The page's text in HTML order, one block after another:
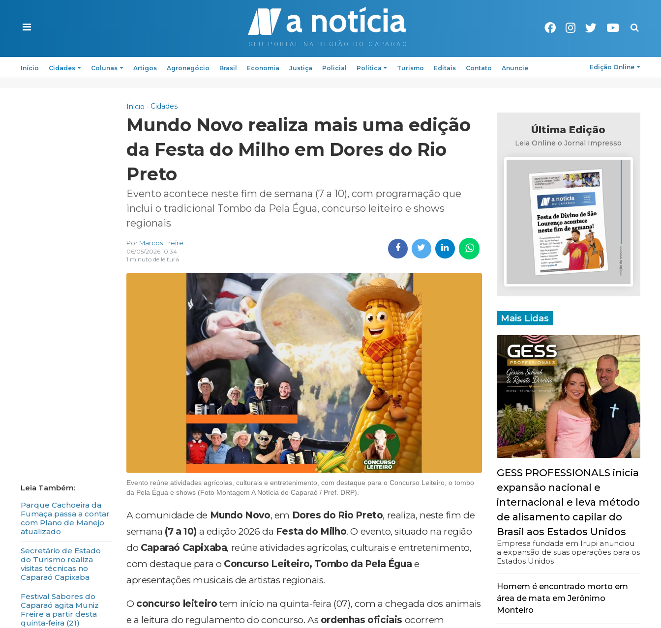
Pesquisa
Início Cidades Colunas Artigos Agronegócio Brasil Economia Justiça Policial Política Turismo Editais Contato Anuncie Edição Online
Parque Cachoeira da
Fumaça passa a contar
com Plano de Manejo
atualizado
Secretário de Estado
do Turismo realiza
visitas técnicas no
Caparaó Capixaba
Festival Sabores do
Caparaó agita Muniz
Freire a partir desta
quinta-feira (21)
Início Cidades
Mundo Novo realiza mais uma edição
da Festa do Milho em Dores do Rio
Preto
Evento acontece neste fim de semana (7 a 10), com programação que
inclui o tradicional Tombo da Pela Égua, concurso leiteiro e shows
regionais
Por Marcos Freire
06/05/2026 10:34
1 minuto de leitura
Evento reúne atividades agrícolas, culturais e entretenimento, com destaque para o Concurso Leiteiro, o tombo
da Pela Égua e shows (Foto Montagem A Notícia do Caparaó / Pref. DRP).
A comunidade de Mundo Novo, em Dores do Rio Preto, realiza, neste fim de
semana (7 a 10) a edição 2026 da Festa do Milho. O evento, situado na região
do Caparaó Capixaba, reúne atividades agrícolas, culturais e entretenimento,
com destaque para o Concurso Leiteiro, Tombo da Pela Égua e
apresentações musicais de artistas regionais.
O concurso leiteiro tem início na quinta-feira (07), com a chegada dos animais
e a leitura do regulamento do concurso. As ordenhas oficiais ocorrem
Última Edição
Leia Online o Jornal Impresso
Mais Lidas
GESS PROFESSIONALS inicia
expansão nacional e
internacional e leva método
de alisamento capilar do
Brasil aos Estados Unidos
Empresa fundada em Irupi anunciou
a expansão de suas operações para os
Estados Unidos
Homem é encontrado morto em
área de mata em Jerônimo
Monteiro